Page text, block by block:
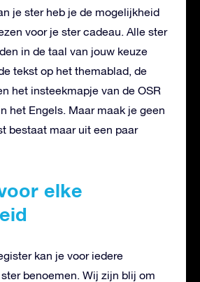
je ster heb je de mogelijkheid
voor je ster cadeau. Alle ster
in de taal van jouw keuze
tekst op het themablad, de
het insteekmapje van de OSR
het Engels. Maar maak je geen
bestaat maar uit een paar
elke
kan je voor iedere
benoemen. Wij zijn blij om